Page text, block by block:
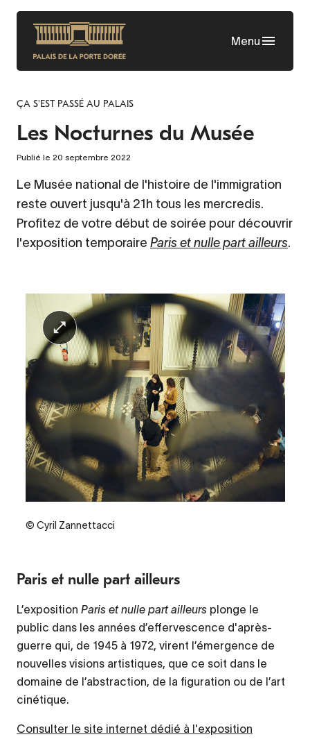
Aller
contenu
principal
Menu
ÇA S'EST PASSÉ AU PALAIS
Les Nocturnes du Musée
Publié le 20 septembre 2022
Le Musée national de l'histoire de l'immigration
reste ouvert jusqu'à 21h tous les mercredis.
Profitez de votre début de soirée pour découvrir
l'exposition temporaire Paris et nulle part ailleurs.
Credit
© Cyril Zannettacci
Paris et nulle part ailleurs
L’exposition Paris et nulle part ailleurs plonge le
public dans les années d’effervescence d'après-
guerre qui, de 1945 à 1972, virent l’émergence de
nouvelles visions artistiques, que ce soit dans le
domaine de l’abstraction, de la figuration ou de l’art
cinétique.
Consulter le site internet dédié à l'exposition